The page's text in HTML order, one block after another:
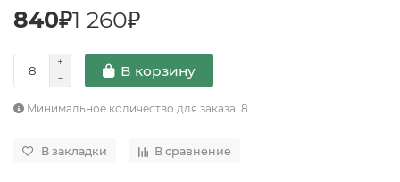
840₽1 260₽
В корзину
Минимальное количество для заказа: 8
В закладки В сравнение